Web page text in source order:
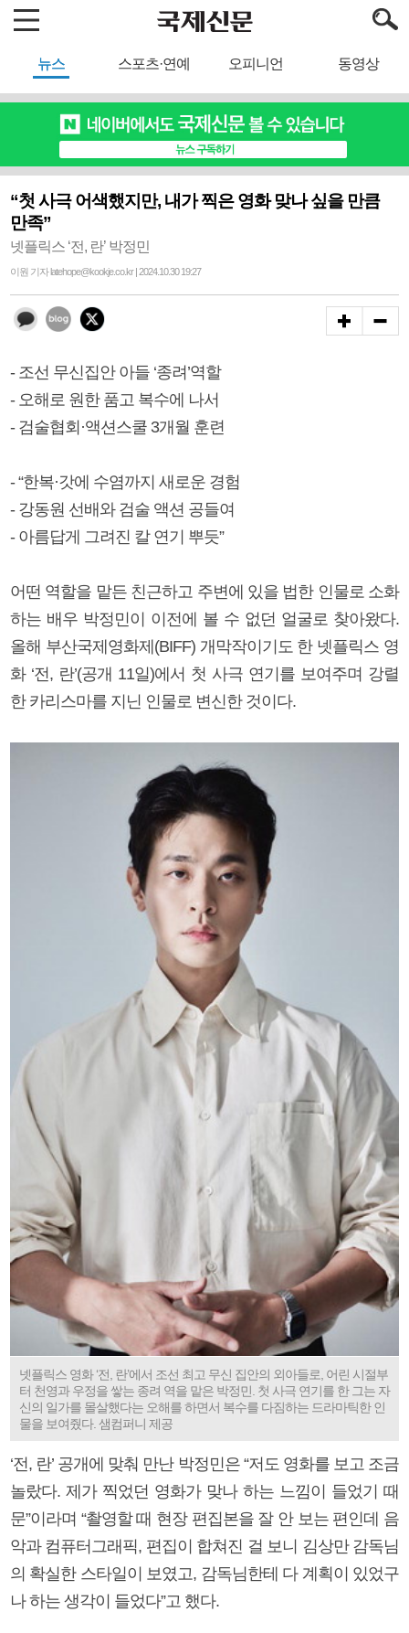
뉴스 스포츠·연예 오피니언 동영상
“첫 사극 어색했지만, 내가 찍은 영화 맞나 싶을 만큼
만족”
넷플릭스 ‘전, 란’ 박정민
이원 기자 latehope@kookje.co.kr | 2024.10.30 19:27
- 조선 무신집안 아들 ‘종려’역할
- 오해로 원한 품고 복수에 나서
- 검술협회·액션스쿨 3개월 훈련
- “한복·갓에 수염까지 새로운 경험
- 강동원 선배와 검술 액션 공들여
- 아름답게 그려진 칼 연기 뿌듯”
어떤 역할을 맡든 친근하고 주변에 있을 법한 인물로 소화
하는 배우 박정민이 이전에 볼 수 없던 얼굴로 찾아왔다.
올해 부산국제영화제(BIFF) 개막작이기도 한 넷플릭스 영
화 ‘전, 란’(공개 11일)에서 첫 사극 연기를 보여주며 강렬
한 카리스마를 지닌 인물로 변신한 것이다.
넷플릭스 영화 ‘전, 란’에서 조선 최고 무신 집안의 외아들로, 어린 시절부
터 천영과 우정을 쌓는 종려 역을 맡은 박정민. 첫 사극 연기를 한 그는 자
신의 일가를 몰살했다는 오해를 하면서 복수를 다짐하는 드라마틱한 인
물을 보여줬다. 샘컴퍼니 제공
‘전, 란’ 공개에 맞춰 만난 박정민은 “저도 영화를 보고 조금
놀랐다. 제가 찍었던 영화가 맞나 하는 느낌이 들었기 때
문”이라며 “촬영할 때 현장 편집본을 잘 안 보는 편인데 음
악과 컴퓨터그래픽, 편집이 합쳐진 걸 보니 김상만 감독님
의 확실한 스타일이 보였고, 감독님한테 다 계획이 있었구
나 하는 생각이 들었다”고 했다.